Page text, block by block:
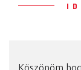
Köszönöm